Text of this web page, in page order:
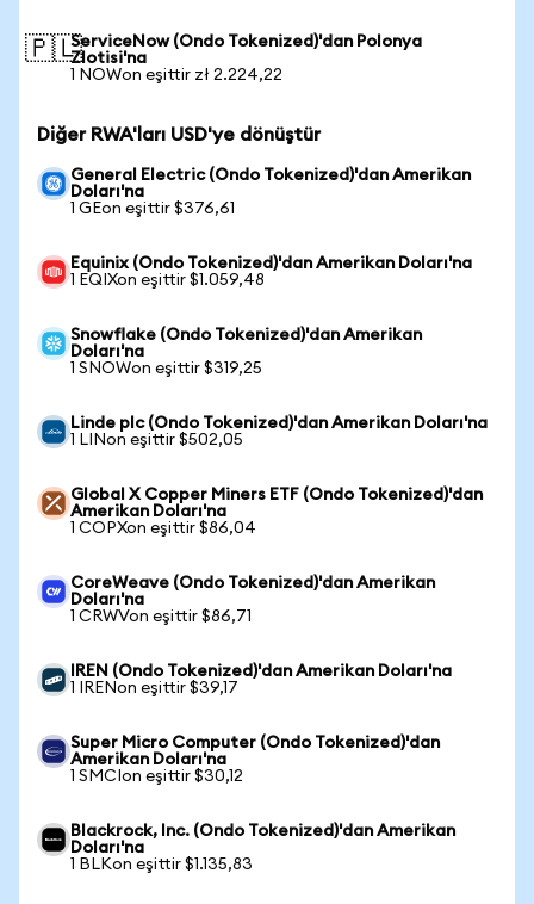
🇵🇱ServiceNow (Ondo Tokenized)'dan Polonya
Zlotisi'na
1 NOWon eşittir zł 2.224,22
Diğer RWA'ları USD'ye dönüştür
General Electric (Ondo Tokenized)'dan Amerikan
Doları'na
1 GEon eşittir $376,61
Equinix (Ondo Tokenized)'dan Amerikan Doları'na
1 EQIXon eşittir $1.059,48
Snowflake (Ondo Tokenized)'dan Amerikan
Doları'na
1 SNOWon eşittir $319,25
Linde plc (Ondo Tokenized)'dan Amerikan Doları'na
1 LINon eşittir $502,05
Global X Copper Miners ETF (Ondo Tokenized)'dan
Amerikan Doları'na
1 COPXon eşittir $86,04
CoreWeave (Ondo Tokenized)'dan Amerikan
Doları'na
1 CRWVon eşittir $86,71
IREN (Ondo Tokenized)'dan Amerikan Doları'na
1 IRENon eşittir $39,17
Super Micro Computer (Ondo Tokenized)'dan
Amerikan Doları'na
1 SMCIon eşittir $30,12
Blackrock, Inc. (Ondo Tokenized)'dan Amerikan
Doları'na
1 BLKon eşittir $1.135,83